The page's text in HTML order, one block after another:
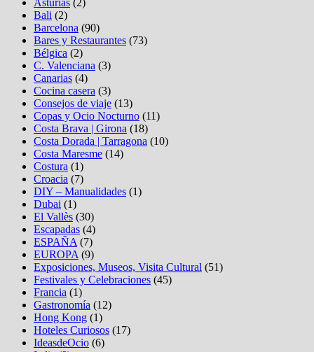
Bali (2)
Barcelona (90)
Bares y Restaurantes (73)
Bélgica (2)
C. Valenciana (3)
Canarias (4)
Cocina casera (3)
Consejos de viaje (13)
Copas y Ocio Nocturno (11)
Costa Brava | Girona (18)
Costa Dorada | Tarragona (10)
Costa Maresme (14)
Costura (1)
Croacia (7)
DIY – Manualidades (1)
Dubai (1)
El Vallès (30)
Escapadas (4)
ESPAÑA (7)
EUROPA (9)
Exposiciones, Museos, Visita Cultural (51)
Festivales y Celebraciones (45)
Francia (1)
Gastronomía (12)
Hong Kong (1)
Hoteles Curiosos (17)
IdeasdeOcio (6)